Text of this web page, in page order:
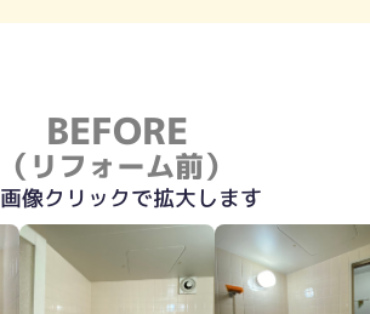
BEFORE
（リフォーム前）
画像クリックで拡大します